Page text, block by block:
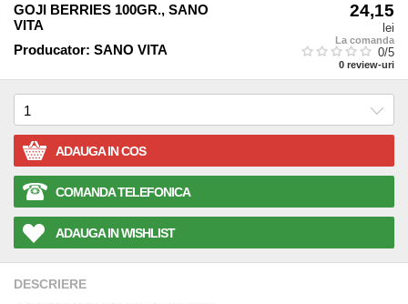
GOJI BERRIES 100GR., SANO
VITA
Producator: SANO VITA
24,15
lei
La comanda
0/5
0 review-uri
ADAUGA IN COS
COMANDA TELEFONICA
ADAUGA IN WISHLIST
DESCRIERE